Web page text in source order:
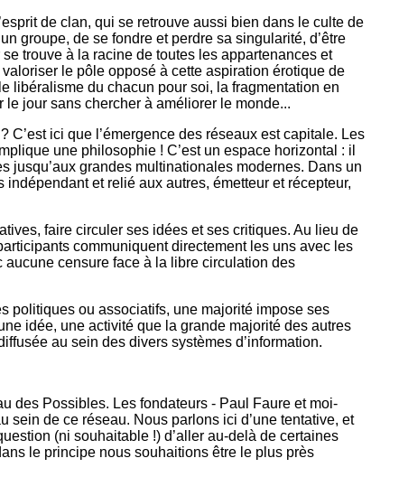
de clan, qui se retrouve aussi bien dans le culte de
groupe, de se fondre et perdre sa singularité, d’être
trouve à la racine de toutes les appartenances et
le pôle opposé à cette aspiration érotique de
libéralisme du chacun pour soi, la fragmentation en
jour sans chercher à améliorer le monde...
ici que l’émergence des réseaux est capitale. Les
une philosophie ! C’est un espace horizontal : il
jusqu’aux grandes multinationales modernes. Dans un
et relié aux autres, émetteur et récepteur,
faire circuler ses idées et ses critiques. Au lieu de
communiquent directement les uns avec les
aucune censure face à la libre circulation des
politiques ou associatifs, une majorité impose ses
idée, une activité que la grande majorité des autres
au sein des divers systèmes d’information.
des Possibles. Les fondateurs - Paul Faure et moi-
de ce réseau. Nous parlons ici d’une tentative, et
(ni souhaitable !) d’aller au-delà de certaines
le principe nous souhaitions être le plus près